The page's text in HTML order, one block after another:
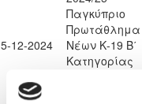
12-2024
Παγκύπριο
Πρωτάθλημα
Νέων Κ-19 Β΄
Κατηγορίας